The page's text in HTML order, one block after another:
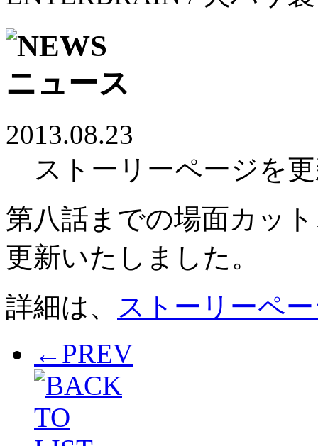
2013.08.23
ストーリーページを
第八話までの場面カッ
更新いたしました。
詳細は、
ストーリーペ
← PREV